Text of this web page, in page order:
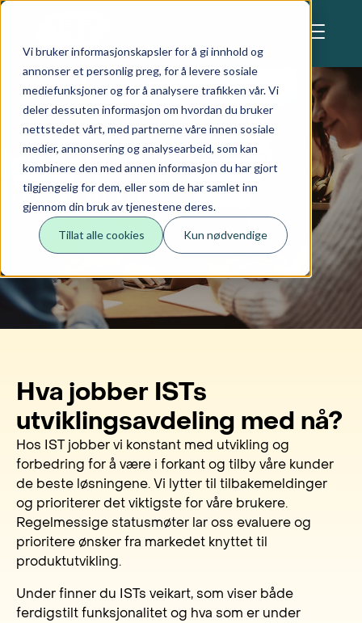
Vi bruker informasjonskapsler for å gi innhold og
annonser et personlig preg, for å levere sosiale
mediefunksjoner og for å analysere trafikken vår. Vi
deler dessuten informasjon om hvordan du bruker
nettstedet vårt, med partnerne våre innen sosiale
medier, annonsering og analysearbeid, som kan
kombinere den med annen informasjon du har gjort
tilgjengelig for dem, eller som de har samlet inn
gjennom din bruk av tjenestene deres.
Tillat alle cookies Kun nødvendige
Skip to main content
Oppdatert 3.aug 2026
IST Veikart
Kontakt oss
Hva jobber ISTs
utviklingsavdeling med nå?
Hos IST jobber vi konstant med utvikling og
forbedring for å være i forkant og tilby våre kunder
de beste løsningene. Vi lytter til tilbakemeldinger
og prioriterer det viktigste for våre brukere.
Regelmessige statusmøter lar oss evaluere og
prioritere ønsker fra markedet knyttet til
produktutvikling.
Under finner du ISTs veikart, som viser både
ferdigstilt funksjonalitet og hva som er under